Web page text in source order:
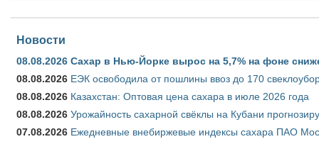
Новости
08.08.2026 Сахар в Нью-Йорке вырос на 5,7% на фоне
08.08.2026 ЕЭК освободила от пошлины ввоз до 170
08.08.2026 Казахстан: Оптовая цена сахара в июле 2026 года
08.08.2026 Урожайность сахарной свёклы на Кубани
07.08.2026 Ежедневные внебиржевые индексы сахара ПАО